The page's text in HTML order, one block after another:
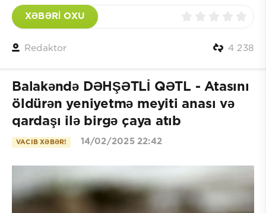
XƏBƏRİ OXU
Redaktor 4 238
Balakəndə DƏHŞƏTLİ QƏTL - Atasını
öldürən yeniyetmə meyiti anası və
qardaşı ilə birgə çaya atıb
VACIB XƏBƏR! 14/02/2025 22:42